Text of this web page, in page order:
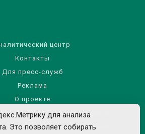
центр
Контакты
Для пресс-служб
Реклама
О проекте
материалов сайта
персональных данных
для анализа
Это позволяет собирать